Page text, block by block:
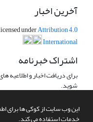
این وب سایت از کوکی ها برای
خدمات استفاده می کند.
آخرین اخبار
underAttribution 4.0
International
اشتراک خبرنامه
برای دریافت اخبار و
شوید.